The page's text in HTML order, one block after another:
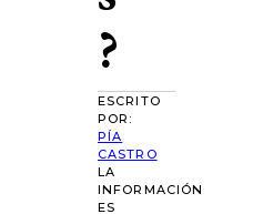
?
ESCRITO
POR:
PÍA
CASTRO
LA
INFORMACIÓN
ES